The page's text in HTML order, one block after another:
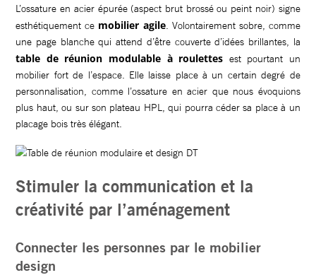
L’ossature en acier épurée (aspect brut brossé ou peint noir) signe
esthétiquement ce mobilier agile. Volontairement sobre, comme
une page blanche qui attend d’être couverte d’idées brillantes, la
table de réunion modulable à roulettes est pourtant un
mobilier fort de l’espace. Elle laisse place à un certain degré de
personnalisation, comme l’ossature en acier que nous évoquions
plus haut, ou sur son plateau HPL, qui pourra céder sa place à un
placage bois très élégant.
Stimuler la communication et la
créativité par l’aménagement
Connecter les personnes par le mobilier
design